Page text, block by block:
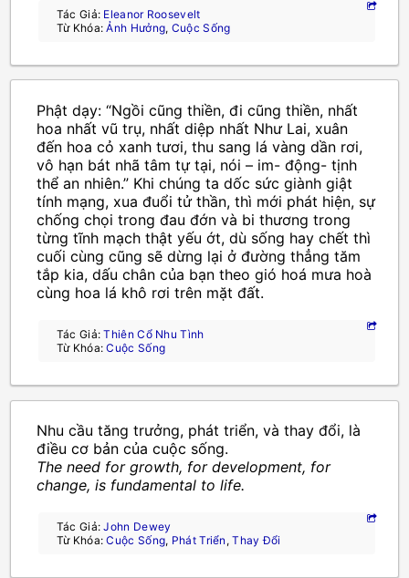
Tác Giả: Eleanor Roosevelt
Từ Khóa:Ảnh Hưởng, Cuộc Sống
Phật dạy: “Ngồi cũng thiền, đi cũng thiền, nhất
hoa nhất vũ trụ, nhất diệp nhất Như Lai, xuân
đến hoa cỏ xanh tươi, thu sang lá vàng dần rơi,
vô hạn bát nhã tâm tự tại, nói – im- động- tịnh
thể an nhiên.” Khi chúng ta dốc sức giành giật
tính mạng, xua đuổi tử thần, thì mới phát hiện, sự
chống chọi trong đau đớn và bi thương trong
từng tĩnh mạch thật yếu ớt, dù sống hay chết thì
cuối cùng cũng sẽ dừng lại ở đường thẳng tăm
tắp kia, dấu chân của bạn theo gió hoá mưa hoà
cùng hoa lá khô rơi trên mặt đất.
Tác Giả:Thiên Cổ Nhu Tình
Từ Khóa:Cuộc Sống
Nhu cầu tăng trưởng, phát triển, và thay đổi, là
điều cơ bản của cuộc sống.
The need for growth, for development, for
change, is fundamental to life.
Tác Giả:John Dewey
Từ Khóa:Cuộc Sống, Phát Triển ,Thay Đổi